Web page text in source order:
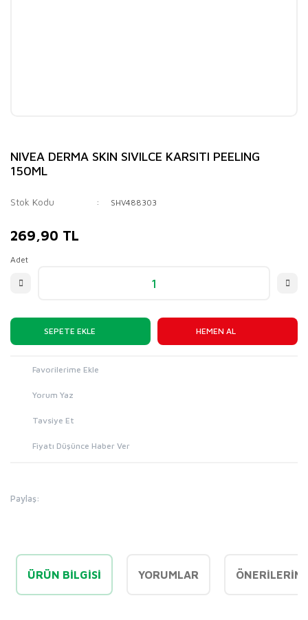
NIVEA DERMA SKIN SIVILCE KARSITI PEELING
150ML
Stok Kodu SHV488303
269,90 TL
Adet
SEPETE EKLE HEMEN AL
Yorum Yaz
Tavsiye Et
Fiyatı Düşünce Haber Ver
Paylaş:
ÜRÜN BILGISI YORUMLAR